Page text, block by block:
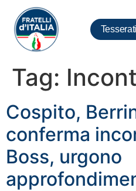
Tesserati
Tag:
Cospito,
conferma
Boss, urgono